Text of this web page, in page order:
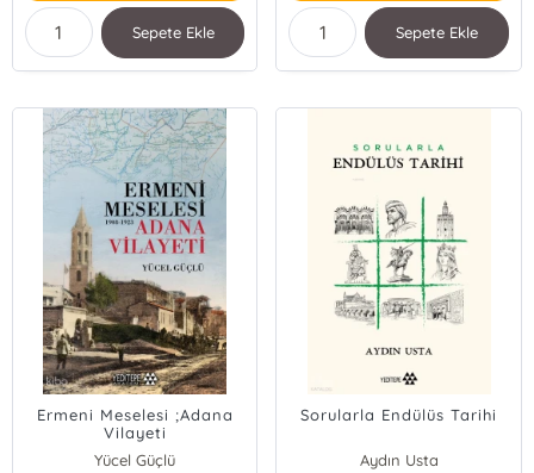
Sepete Ekle Sepete Ekle
Ermeni Meselesi ;Adana
Vilayeti
Yücel Güçlü
Sorularla Endülüs Tarihi
Aydın Usta